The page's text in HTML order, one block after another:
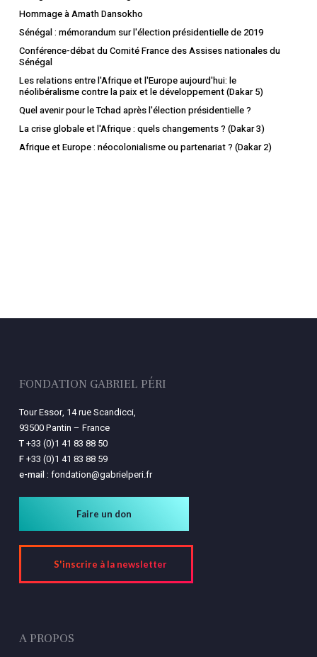
Hommage à Amath Dansokho
Sénégal : mémorandum sur l'élection présidentielle de 2019
Conférence-débat du Comité France des Assises nationales du
Sénégal
Les relations entre l'Afrique et l'Europe aujourd'hui: le
néolibéralisme contre la paix et le développement (Dakar 5)
Quel avenir pour le Tchad après l'élection présidentielle ?
La crise globale et l'Afrique : quels changements ? (Dakar 3)
Afrique et Europe : néocolonialisme ou partenariat ? (Dakar 2)
FONDATION GABRIEL PÉRI
Tour Essor, 14 rue Scandicci,
93500 Pantin – France
T+33 (0)1 41 83 88 50
F+33 (0)1 41 83 88 59
e-mail : fondation@gabrielperi.fr
Faire un don
S'inscrire à la newsletter
A PROPOS